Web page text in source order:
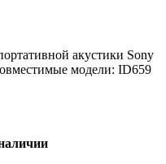
акустики Sony
модели: ID659